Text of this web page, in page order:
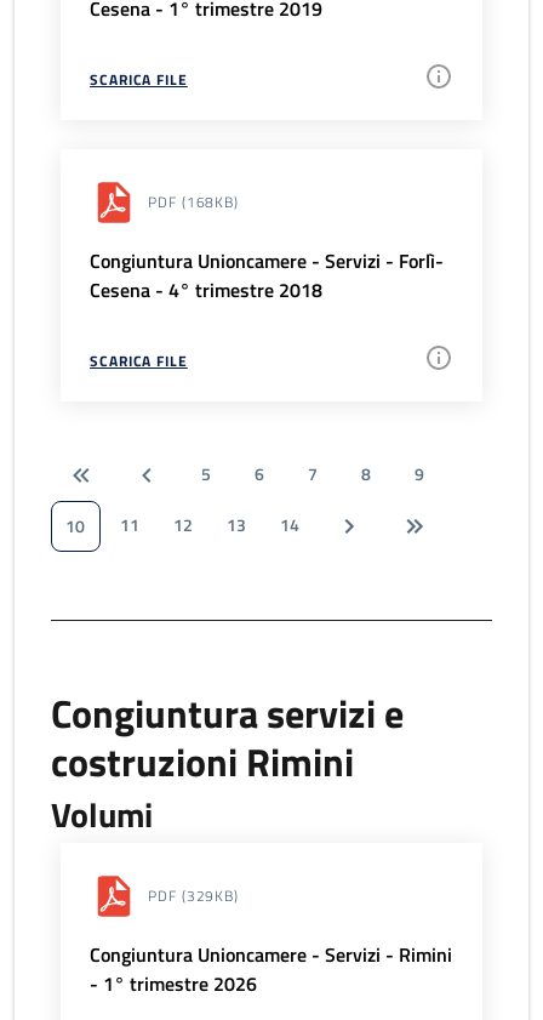
Cesena - 1° trimestre 2019
SCARICA FILE
PDF (168KB)
Congiuntura Unioncamere - Servizi - Forlì-
Cesena - 4° trimestre 2018
SCARICA FILE
5 6 7 8
9
10
11 12 13 14
Congiuntura servizi e
costruzioni Rimini
Volumi
PDF (329KB)
Congiuntura Unioncamere - Servizi - Rimini
- 1° trimestre 2026